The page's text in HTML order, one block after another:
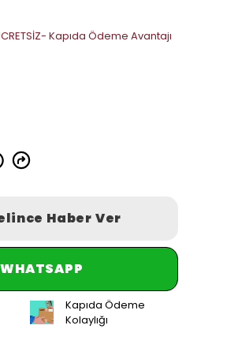
Kapıda Ödeme Avantajı
Haber Ver
WHATSAPP
Kapıda Ödeme
Kolaylığı